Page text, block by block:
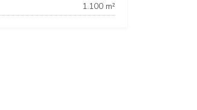
1.100 m²